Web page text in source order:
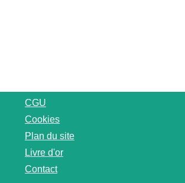
CGU
Cookies
Plan du site
Livre d'or
Contact